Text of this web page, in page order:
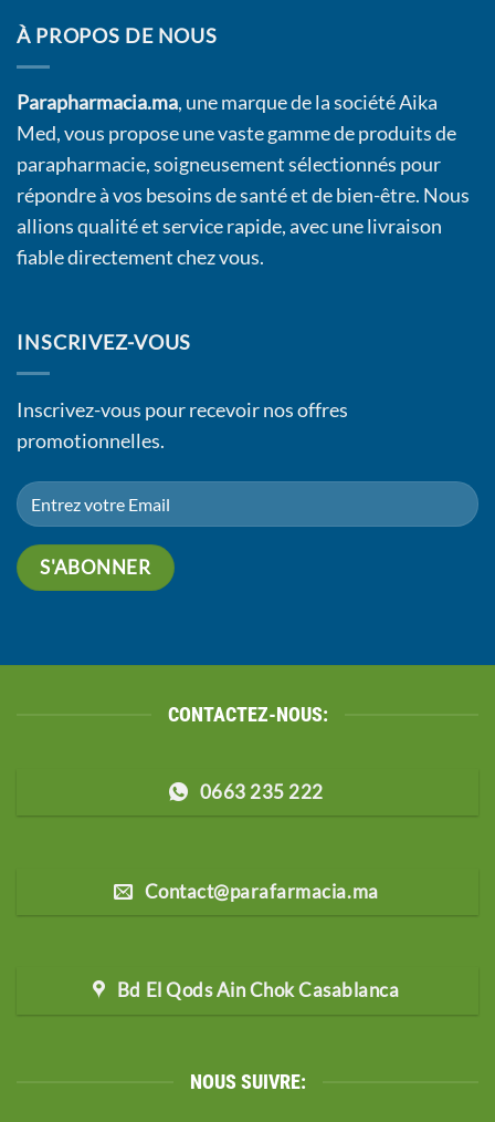
À PROPOS DE NOUS
Parapharmacia.ma, une marque de la société Aika
Med, vous propose une vaste gamme de produits de
parapharmacie, soigneusement sélectionnés pour
répondre à vos besoins de santé et de bien-être. Nous
allions qualité et service rapide, avec une livraison
fiable directement chez vous.
INSCRIVEZ-VOUS
Inscrivez-vous pour recevoir nos offres
promotionnelles.
CONTACTEZ-NOUS:
0663 235 222
Contact@parafarmacia.ma
Bd El Qods Ain Chok Casablanca
NOUS SUIVRE: